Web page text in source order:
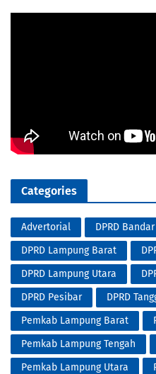
Categories
Advertorial DPRD
DPRD Lampung Barat
DPRD Lampung Utara
DPRD Pesibar
DPRD
Pemkab Lampung Barat
Pemkab Lampung Tengah
Pemkab Lampung Utara